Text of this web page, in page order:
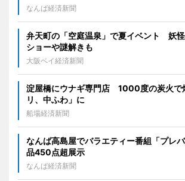
なんば経済新聞
弁天町の「空庭温泉」で夏イベント 妖
ショーや謎解きも
大阪ベイ経済新聞
淀屋橋にウナギ専門店 1000度の炭火で
リ、中ふわ」に
船場経済新聞
なんば高島屋でバラエティー番組「プレ
品450点超展示
なんば経済新聞